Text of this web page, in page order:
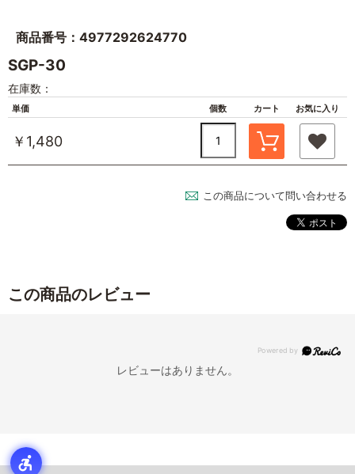
商品番号：4977292624770
SGP-30
在庫数：
単価 個数 カート お気に入り
￥1,480
この商品について問い合わせる
この商品のレビュー
レビューはありません。